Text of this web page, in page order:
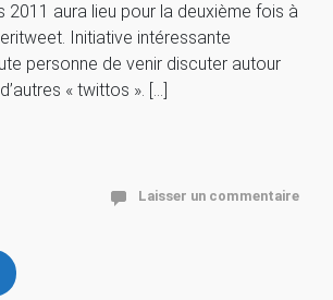
2011 aura lieu pour la deuxième fois à
Initiative intéressante
personne de venir discuter autour
« twittos ». […]
Laisser un commentaire